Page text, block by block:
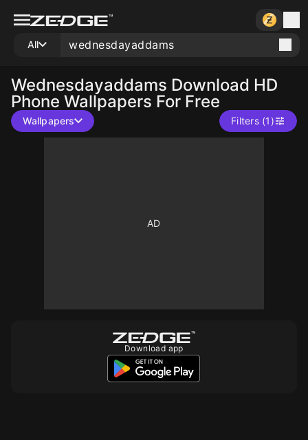
All
Wednesdayaddams Download HD
Phone Wallpapers For Free
Wallpapers Filters (1)
Download app